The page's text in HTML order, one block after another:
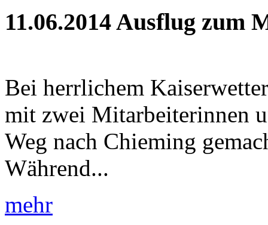
11.06.2014Ausflug zum
Bei herrlichem
mit zwei Mitarbeiterinnen
Weg nach Chieming
Während...
mehr